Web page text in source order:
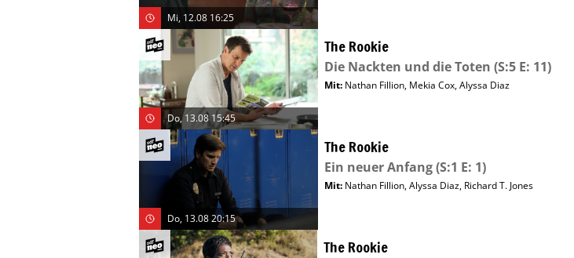
Mi, 12.08 16:25
Do, 13.08 15:45
The Rookie
Die Nackten und die Toten (S:5 E: 11)
Mit: Nathan Fillion, Mekia Cox,Alyssa Diaz
Do, 13.08 20:15
The Rookie
Ein neuer Anfang(S:1 E: 1)
Mit: Nathan Fillion,Alyssa Diaz, Richard T. Jones
The Rookie